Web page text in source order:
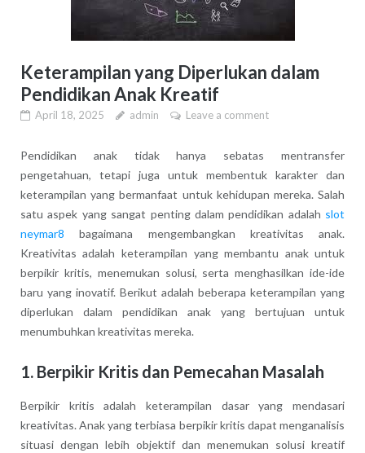
Keterampilan yang Diperlukan dalam
Pendidikan Anak Kreatif
April 18, 2025 admin Leave a comment
Pendidikan anak tidak hanya sebatas mentransfer
pengetahuan, tetapi juga untuk membentuk karakter dan
keterampilan yang bermanfaat untuk kehidupan mereka. Salah
satu aspek yang sangat penting dalam pendidikan adalah slot
neymar8 bagaimana mengembangkan kreativitas anak.
Kreativitas adalah keterampilan yang membantu anak untuk
berpikir kritis, menemukan solusi, serta menghasilkan ide-ide
baru yang inovatif. Berikut adalah beberapa keterampilan yang
diperlukan dalam pendidikan anak yang bertujuan untuk
menumbuhkan kreativitas mereka.
1. Berpikir Kritis dan Pemecahan Masalah
Berpikir kritis adalah keterampilan dasar yang mendasari
kreativitas. Anak yang terbiasa berpikir kritis dapat menganalisis
situasi dengan lebih objektif dan menemukan solusi kreatif